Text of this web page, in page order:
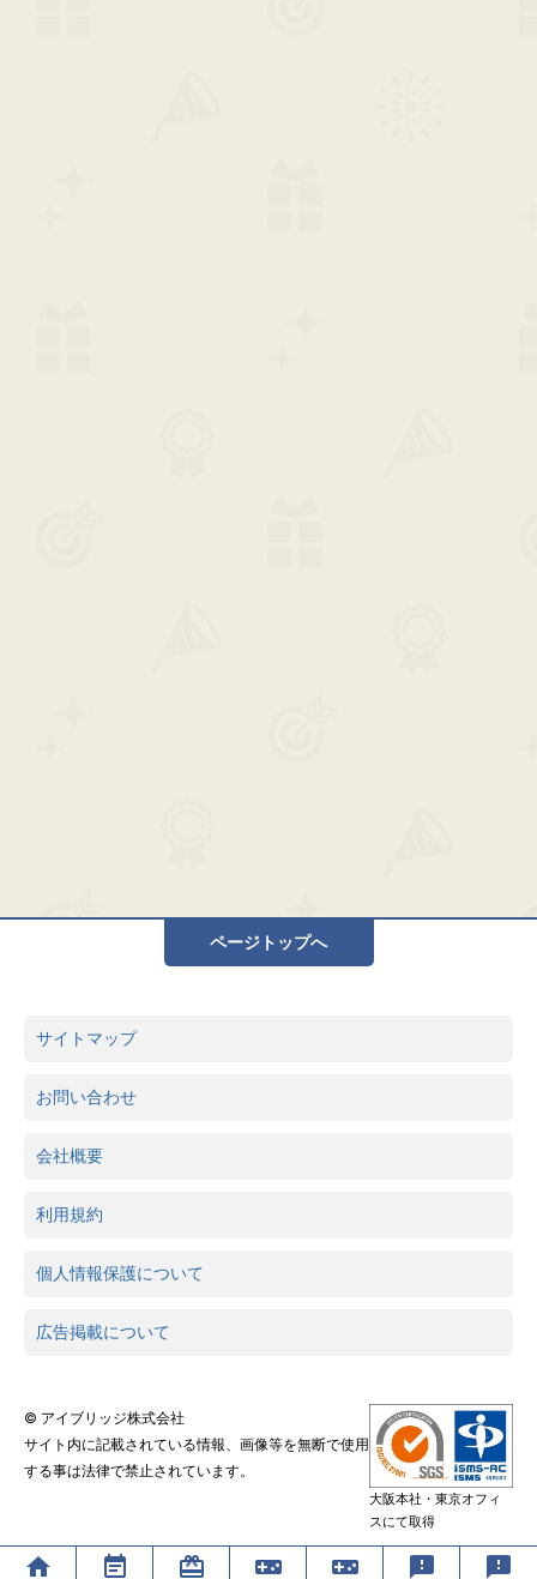
ページトップへ
サイトマップ
お問い合わせ
会社概要
利用規約
個人情報保護について
広告掲載について
© アイブリッジ株式会社
サイト内に記載されている情報、画像等を無断で使用
する事は法律で禁止されています。
大阪本社・東京オフィ
スにて取得